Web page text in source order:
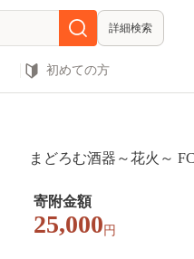
詳細検索
初めての方
まどろむ酒器～花火～
寄附金額
25,000 円